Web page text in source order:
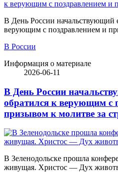
В День России
верующим с поздравлением и
В России
Информация о материале
2026-06-11
В День России
обратился к верующим с
призывом к молитве за
В Зеленодольске прошла
живущая. Христос — Дух